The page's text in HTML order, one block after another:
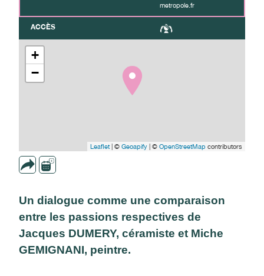
metropole.fr
ACCÈS
+
−
Leaflet| © Geoapify | © OpenStreetMap contributors
Un dialogue comme une comparaison
entre les passions respectives de
Jacques DUMERY, céramiste et Miche
GEMIGNANI, peintre.